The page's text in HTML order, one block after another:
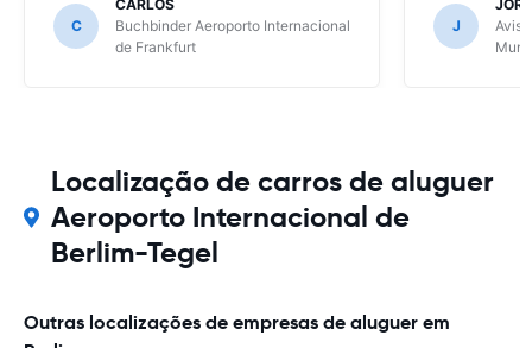
C
CARLOS
Buchbinder Aeroporto Internacional
de Frankfurt
J
Avis
Localização de carros de aluguer
Aeroporto Internacional de
Berlim-Tegel
Outras localizações de empresas de aluguer em